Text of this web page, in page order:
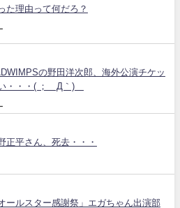
た理由って何だろ？
の野田洋次郎、海外公演チケッ
い・・・( ；´Д｀)
正平さん、死去・・・
ールスター感謝祭」エガちゃん出演部